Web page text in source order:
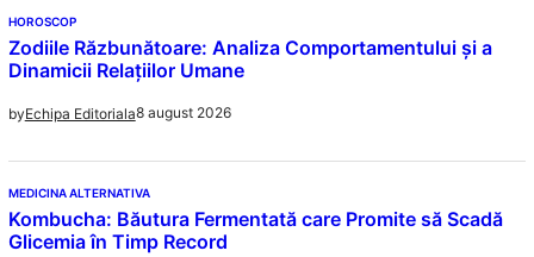
HOROSCOP
Zodiile Răzbunătoare: Analiza Comportamentului și a
Dinamicii Relațiilor Umane
byEchipa Editoriala8 august 2026
MEDICINA ALTERNATIVA
Kombucha: Băutura Fermentată care Promite să Scadă
Glicemia în Timp Record